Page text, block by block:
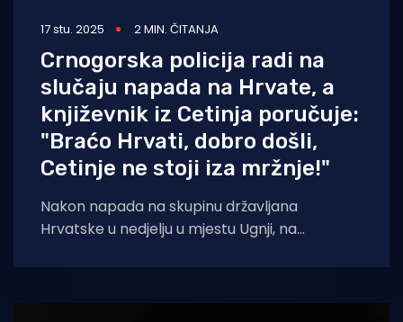
17 stu. 2025 2 MIN. ČITANJA
Crnogorska policija radi na
slučaju napada na Hrvate, a
književnik iz Cetinja poručuje:
"Braćo Hrvati, dobro došli,
Cetinje ne stoji iza mržnje!"
Nakon napada na skupinu državljana
Hrvatske u nedjelju u mjestu Ugnji, na
crnogorska policija priopćila je